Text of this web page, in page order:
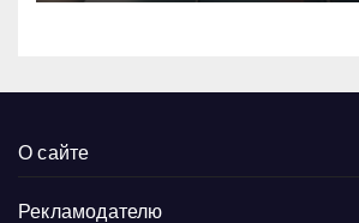
О сайте
Рекламодателю